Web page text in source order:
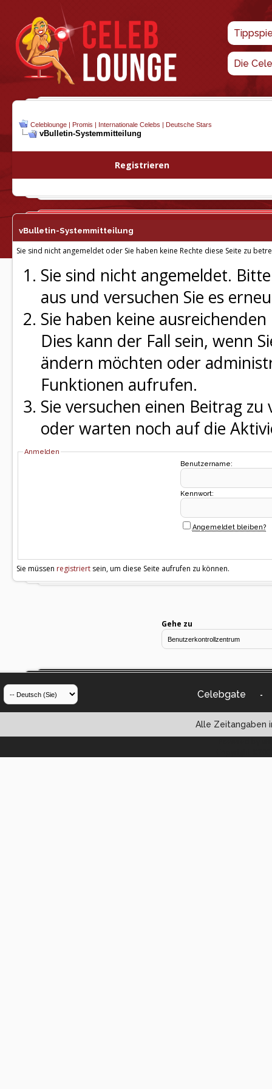
Die
Celeblounge | Promis | Internationale Celebs | Deutsche Stars
vBulletin-Systemmitteilung
Registrieren
vBulletin-Systemmitteilung
Sie sind nicht angemeldet oder Sie haben keine Rechte diese Seite zu
Sie sind nicht angemeldet.
aus und versuchen Sie es
Sie haben keine
Dies kann der Fall sein, wenn
ändern möchten oder
Funktionen aufrufen.
Sie versuchen einen Beitrag
oder warten noch auf die
Anmelden
Benutzername:
Kennwort:
Angemeldet bleiben?
Sie müssen registriert sein, um diese Seite aufrufen zu können.
Gehe zu
Celebgate -
Alle Zeitangaben